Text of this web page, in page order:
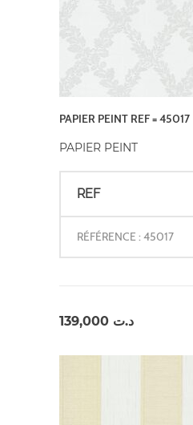
PAPIER PEINT REF = 45017
PAPIER PEINT
REF
RÉFÉRENCE : 45017
د.ت